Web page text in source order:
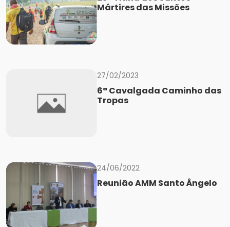
Mártires das Missões
27/02/2023
6ª Cavalgada Caminho das
Tropas
24/06/2022
Reunião AMM Santo Ângelo